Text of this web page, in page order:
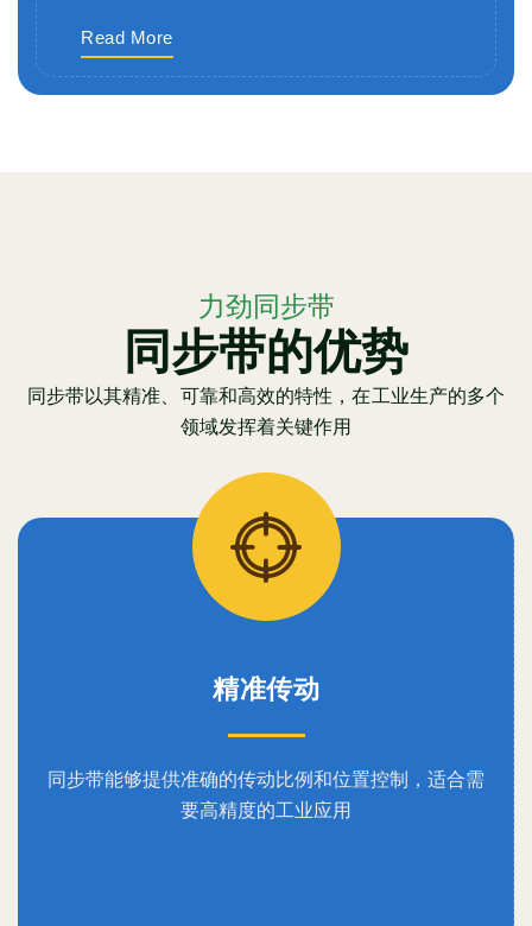
Read More
力劲同步带
同步带的优势
同步带以其精准、可靠和高效的特性，在工业生产的多个
领域发挥着关键作用
精准传动
同步带能够提供准确的传动比例和位置控制，适合需
要高精度的工业应用